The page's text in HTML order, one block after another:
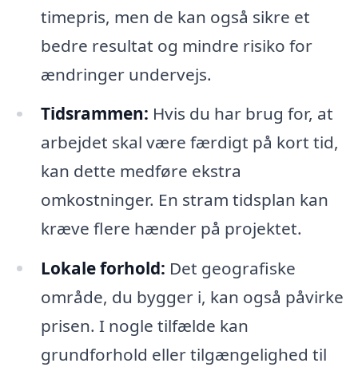
timepris, men de kan også sikre et
bedre resultat og mindre risiko for
ændringer undervejs.
Tidsrammen: Hvis du har brug for, at
arbejdet skal være færdigt på kort tid,
kan dette medføre ekstra
omkostninger. En stram tidsplan kan
kræve flere hænder på projektet.
Lokale forhold: Det geografiske
område, du bygger i, kan også påvirke
prisen. I nogle tilfælde kan
grundforhold eller tilgængelighed til